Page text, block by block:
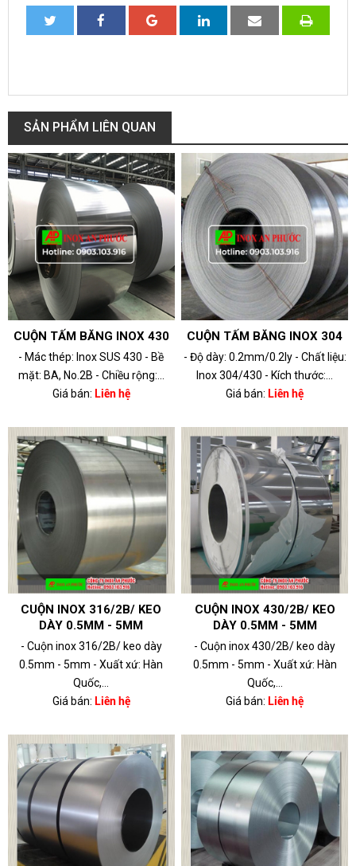
SẢN PHẨM LIÊN QUAN
CUỘN TẤM BĂNG INOX 430
- Mác thép: Inox SUS 430 - Bề
mặt: BA, No.2B - Chiều rộng:...
Giá bán: Liên hệ
CUỘN TẤM BĂNG INOX 304
- Độ dày: 0.2mm/0.2ly - Chất liệu:
Inox 304/430 - Kích thước:...
Giá bán: Liên hệ
CUỘN INOX 316/2B/ KEO
DÀY 0.5MM - 5MM
- Cuộn inox 316/2B/ keo dày
0.5mm - 5mm - Xuất xứ: Hàn
Quốc,...
Giá bán: Liên hệ
CUỘN INOX 430/2B/ KEO
DÀY 0.5MM - 5MM
- Cuộn inox 430/2B/ keo dày
0.5mm - 5mm - Xuất xứ: Hàn
Quốc,...
Giá bán: Liên hệ